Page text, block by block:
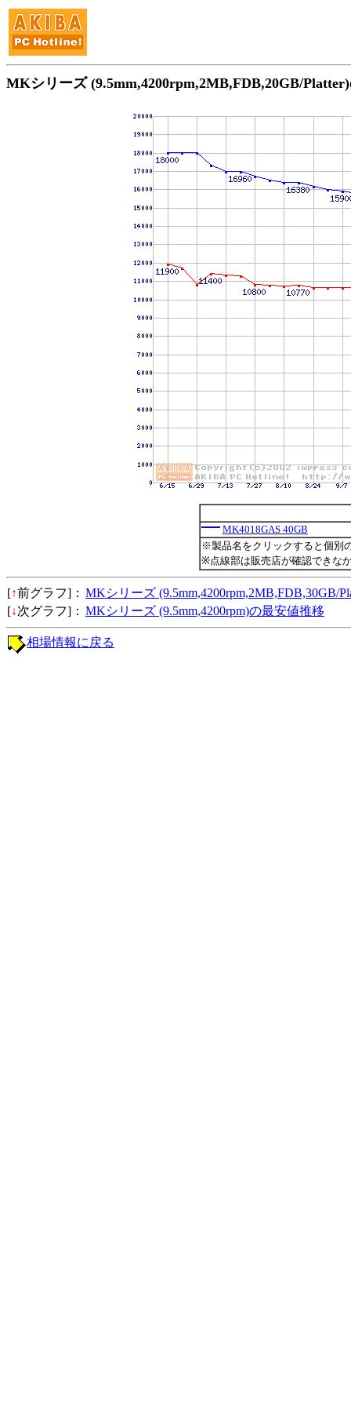
MKシリーズ (9.5mm,4200rpm,2MB,FDB,20GB/
MK4018GAS 40GB
※製品名をクリックすると個別
※点線部は販売店が確認できな
[↑前グラフ]： MKシリーズ (9.5mm,4200rpm,2MB,FDB,30GB/
[↓次グラフ]： MKシリーズ (9.5mm,4200rpm)の最安値推移
相場情報に戻る